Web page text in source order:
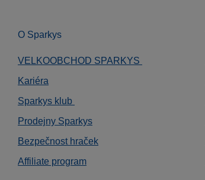
O Sparkys
VELKOOBCHOD SPARKYS
Kariéra
Sparkys klub
Prodejny Sparkys
Bezpečnost hraček
Affiliate program